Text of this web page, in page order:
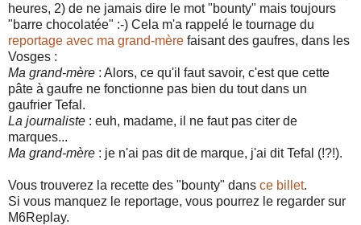
heures, 2) de ne jamais dire le mot "bounty" mais toujours
"barre chocolatée" :-) Cela m'a rappelé le tournage du
reportage avec ma grand-mère faisant des gaufres, dans les
Vosges :
Ma grand-mère : Alors, ce qu'il faut savoir, c'est que cette
pâte à gaufre ne fonctionne pas bien du tout dans un
gaufrier Tefal.
La journaliste : euh, madame, il ne faut pas citer de
marques...
Ma grand-mère : je n'ai pas dit de marque, j'ai dit Tefal (!?!).
Vous trouverez la recette des "bounty" dans ce billet.
Si vous manquez le reportage, vous pourrez le regarder sur
M6Replay.